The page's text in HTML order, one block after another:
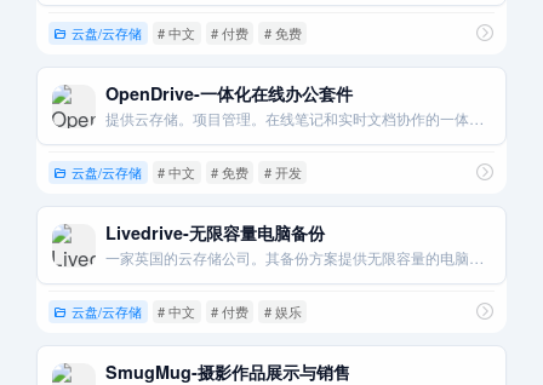
云盘/云存储 # 中文 # 付费 # 免费
OpenDrive-一体化在线办公套件
提供云存储。项目管理。在线笔记和实时文档协作的一体化解决方案。
云盘/云存储 # 中文 # 免费 # 开发
Livedrive-无限容量电脑备份
一家英国的云存储公司。其备份方案提供无限容量的电脑整机备份。
云盘/云存储 # 中文 # 付费 # 娱乐
SmugMug-摄影作品展示与销售